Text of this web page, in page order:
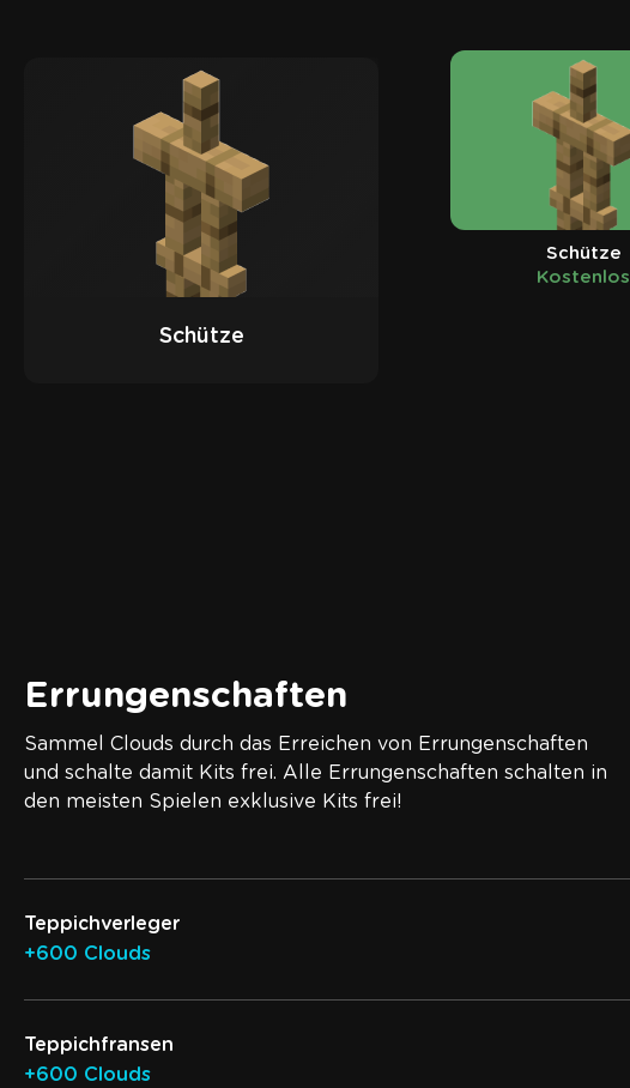
Schütze
Schütze
Kostenlos
Errungenschaften
Sammel Clouds durch das Erreichen von Errungenschaften
und schalte damit Kits frei. Alle Errungenschaften schalten in
den meisten Spielen exklusive Kits frei!
Teppichverleger
+600 Clouds
Teppichfransen
+600 Clouds